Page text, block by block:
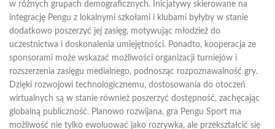
w różnych grupach demograficznych. Inicjatywy skierowane na
integrację Pengu z lokalnymi szkołami i klubami byłyby w stanie
dodatkowo poszerzyć jej zasięg, motywując młodzież do
uczestnictwa i doskonalenia umiejętności. Ponadto, kooperacja ze
sponsorami może wskazać możliwości organizacji turniejów i
rozszerzenia zasięgu medialnego, podnosząc rozpoznawalność gry.
Dzięki rozwojowi technologicznemu, dostosowania do otoczeń
wirtualnych są w stanie również poszerzyć dostępność, zachęcając
globalną publiczność. Planowo rozwijana, gra Pengu Sport ma
możliwość nie tylko ewoluować jako rozrywka, ale przekształcić się